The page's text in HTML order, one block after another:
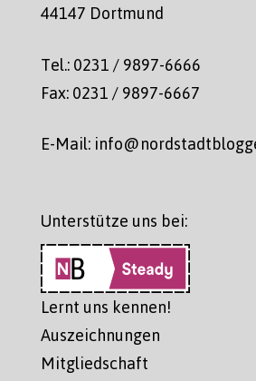
44147 Dortmund
Tel.: 0231 / 9897-6666
Fax: 0231 / 9897-6667
E-Mail:
Unterstütze uns bei:
Lernt uns kennen!
Auszeichnungen
Mitgliedschaft